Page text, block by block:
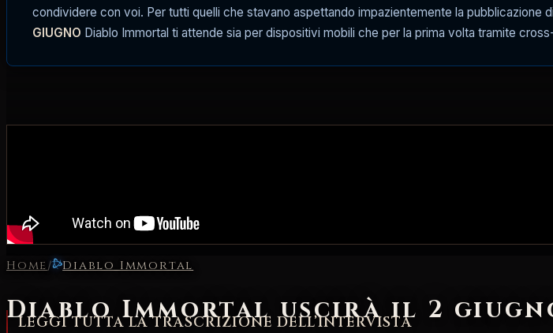
Home/ Diablo Immortal
Diablo Immortal uscirà il 2
condividere con voi. Per tutti quelli che stavano aspettando impazientemente la
GIUGNO Diablo Immortal ti attende sia per dispositivi mobili che per la prima volta tramite
LEGGI TUTTA LA TRASCRIZIONE DELL’INTERVISTA